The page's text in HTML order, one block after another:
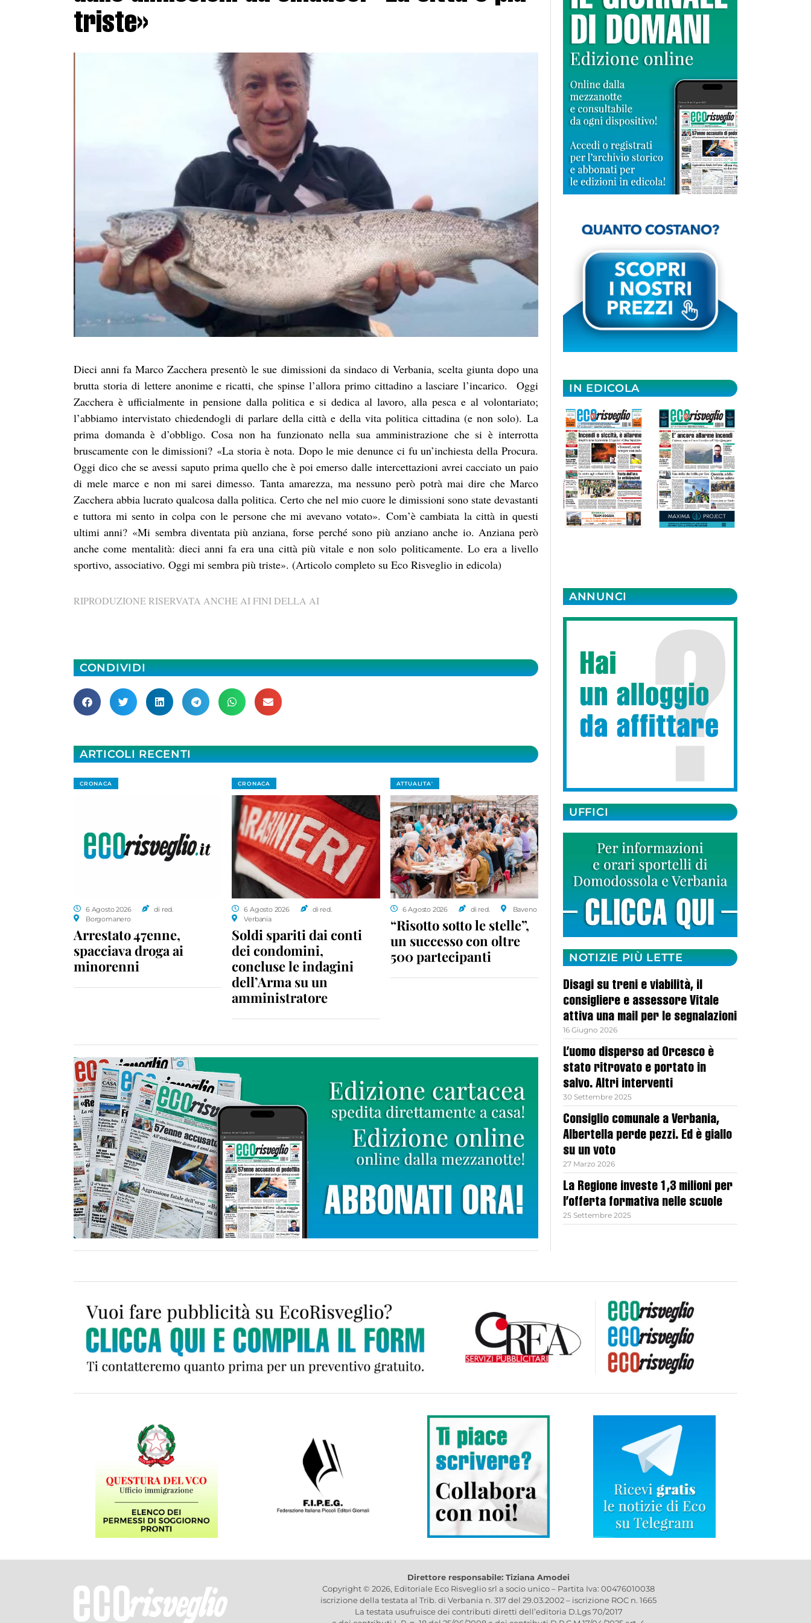
triste»
Dieci anni fa Marco Zacchera presentò le sue dimissioni da sindaco di Verbania, scelta giunta dopo una
brutta storia di lettere anonime e ricatti, che spinse l’allora primo cittadino a lasciare l’incarico.
Oggi
Zacchera è ufficialmente in pensione dalla politica e si dedica al lavoro, alla pesca e al volontariato;
l’abbiamo intervistato chiedendogli di parlare della città e della vita politica cittadina (e non solo). La
prima domanda è d’obbligo. Cosa non ha funzionato nella sua amministrazione che si è interrotta
bruscamente con le dimissioni? «La storia è nota. Dopo le mie denunce ci fu un’inchiesta della Procura.
Oggi dico che se avessi saputo prima quello che è poi emerso dalle intercettazioni avrei cacciato un paio
di mele marce e non mi sarei dimesso. Tanta amarezza, ma nessuno però potrà mai dire che Marco
Zacchera abbia lucrato qualcosa dalla politica. Certo che nel mio cuore le dimissioni sono state devastanti
e tuttora mi sento in colpa con le persone che mi avevano votato». Com’è cambiata la città in questi
ultimi anni? «Mi sembra diventata più anziana, forse perché sono più anziano anche io. Anziana però
anche come mentalità: dieci anni fa era una città più vitale e non solo politicamente. Lo era a livello
sportivo, associativo. Oggi mi sembra più triste». (Articolo completo su Eco Risveglio in edicola)
RIPRODUZIONE RISERVATA ANCHE AI FINI DELLA AI
CONDIVIDI
ARTICOLI RECENTI
CRONACA
6 Agosto 2026
di red.
Borgomanero
Arrestato 47enne,
spacciava droga ai
minorenni
CRONACA
6 Agosto 2026
di red.
Verbania
Soldi spariti dai conti
dei condomini,
concluse le indagini
dell’Arma su un
amministratore
ATTUALITA'
6 Agosto 2026 di red. Baveno
“Risotto sotto le stelle”,
un successo con oltre
500 partecipanti
IN EDICOLA
ANNUNCI
UFFICI
NOTIZIE PIÙ LETTE
Disagi su treni e viabilità, il
consigliere e assessore Vitale
attiva una mail per le segnalazioni
16 Giugno 2026
L’uomo disperso ad Orcesco è
stato ritrovato e portato in
salvo. Altri interventi
30 Settembre 2025
Consiglio comunale a Verbania,
Albertella perde pezzi. Ed è giallo
su un voto
27 Marzo 2026
La Regione investe 1,3 milioni per
l’offerta formativa nelle scuole
25 Settembre 2025
Direttore responsabile: Tiziana Amodei
Copyright © 2026, Editoriale Eco Risveglio srl a socio unico – Partita Iva: 00476010038
iscrizione della testata al Trib. di Verbania n. 317 del 29.03.2002 – iscrizione ROC n. 1665
La testata usufruisce dei contributi diretti dell’editoria D.Lgs 70/2017